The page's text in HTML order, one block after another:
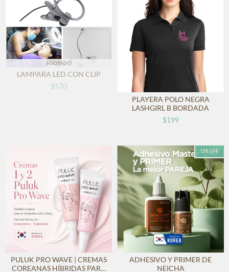
AGOTADO
LAMPARA LED CON CLIP
$570
PLAYERA POLO NEGRA
LASHGIRL B BORDADA
$199
PULUK PRO WAVE | CREMAS
COREANAS HÍBRIDAS PARA
13% OFF
ADHESIVO Y PRIMER DE
NEICHA